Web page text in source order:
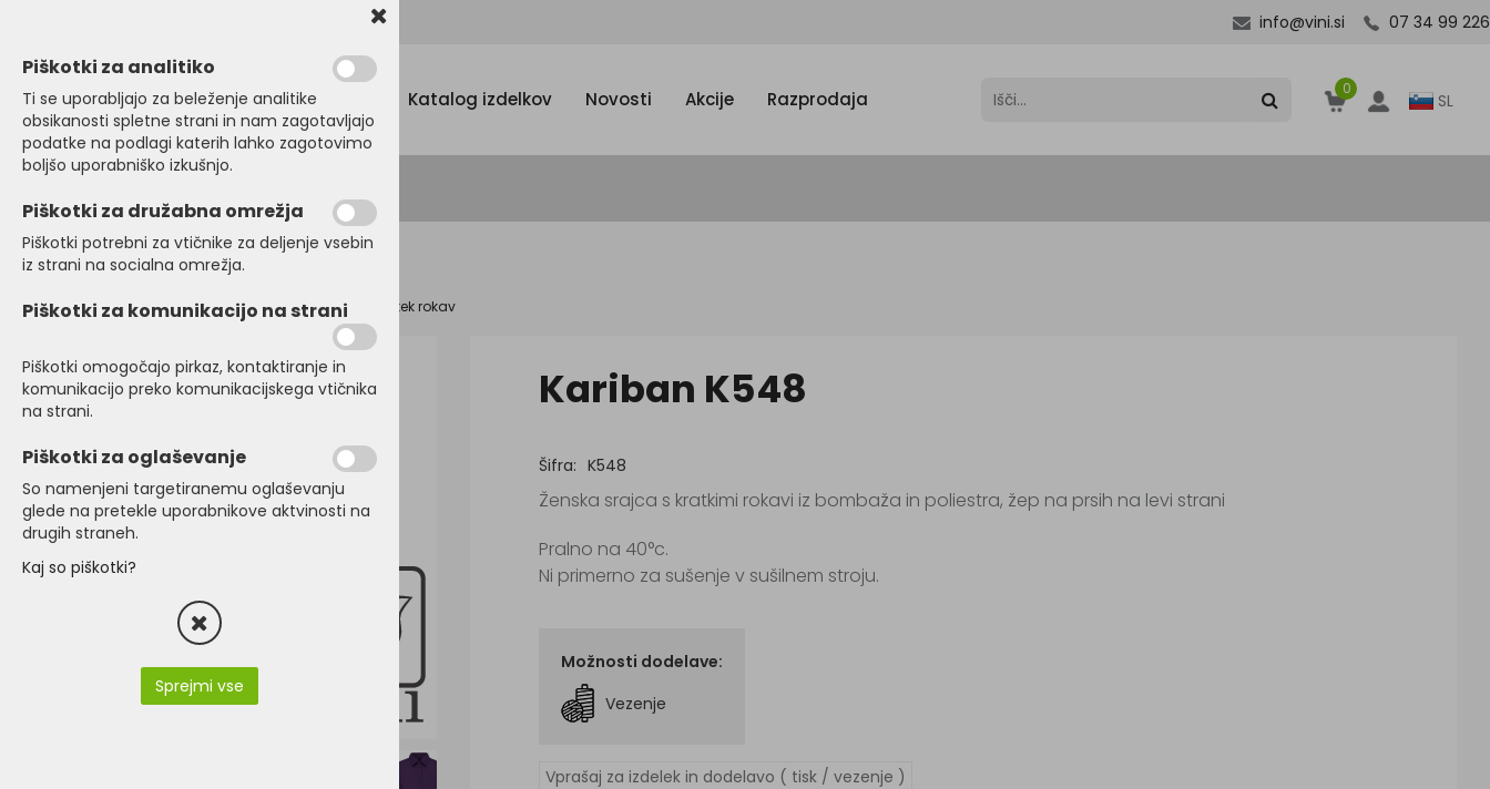
info@vini.si 07 34 99 226
Menu Katalog izdelkov Novosti Akcije Razprodaja 0
SL
Domov SRAJCE in POSLOVNA OBLAČILA Srajce kratek rokav
Kariban K548
Šifra: K548
Ženska srajca s kratkimi rokavi iz bombaža in poliestra, žep na prsih na levi strani
Pralno na 40°c.
Ni primerno za sušenje v sušilnem stroju.
Možnosti dodelave:
Vezenje
Vprašaj za izdelek in dodelavo ( tisk / vezenje )
Piškotki za analitiko
Ti se uporabljajo za beleženje analitike
obsikanosti spletne strani in nam zagotavljajo
podatke na podlagi katerih lahko zagotovimo
boljšo uporabniško izkušnjo.
Piškotki za družabna omrežja
Piškotki potrebni za vtičnike za deljenje vsebin
iz strani na socialna omrežja.
Piškotki za komunikacijo na strani
Piškotki omogočajo pirkaz, kontaktiranje in
komunikacijo preko komunikacijskega vtičnika
na strani.
Piškotki za oglaševanje
So namenjeni targetiranemu oglaševanju
glede na pretekle uporabnikove aktvinosti na
drugih straneh.
Kaj so piškotki?
Sprejmi vse